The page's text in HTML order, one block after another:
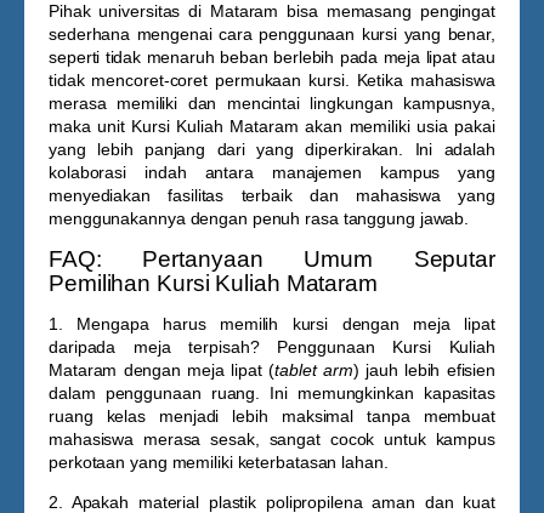
Pihak universitas di Mataram bisa memasang pengingat
sederhana mengenai cara penggunaan kursi yang benar,
seperti tidak menaruh beban berlebih pada meja lipat atau
tidak mencoret-coret permukaan kursi. Ketika mahasiswa
merasa memiliki dan mencintai lingkungan kampusnya,
maka unit Kursi Kuliah Mataram akan memiliki usia pakai
yang lebih panjang dari yang diperkirakan. Ini adalah
kolaborasi indah antara manajemen kampus yang
menyediakan fasilitas terbaik dan mahasiswa yang
menggunakannya dengan penuh rasa tanggung jawab.
FAQ: Pertanyaan Umum Seputar
Pemilihan Kursi Kuliah Mataram
1. Mengapa harus memilih kursi dengan meja lipat
daripada meja terpisah?Penggunaan Kursi Kuliah
Mataram dengan meja lipat (tablet arm) jauh lebih efisien
dalam penggunaan ruang. Ini memungkinkan kapasitas
ruang kelas menjadi lebih maksimal tanpa membuat
mahasiswa merasa sesak, sangat cocok untuk kampus
perkotaan yang memiliki keterbatasan lahan.
2. Apakah material plastik polipropilena aman dan kuat